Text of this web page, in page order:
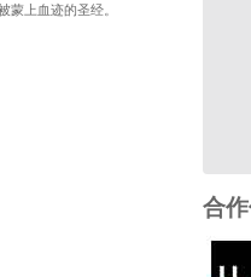
蒙上血迹的圣经。
合